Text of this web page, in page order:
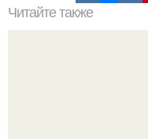
Читайте также